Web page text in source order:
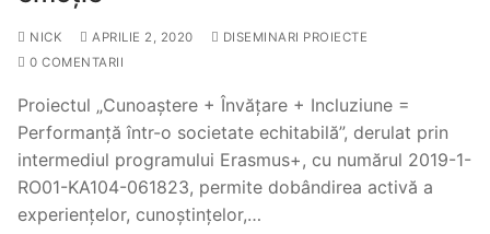
NICK APRILIE 2, 2020
DISEMINARI PROIECTE
0 COMENTARII
Proiectul „Cunoaștere + Învățare + Incluziune =
Performanță într-o societate echitabilă”, derulat prin
intermediul programului Erasmus+, cu numărul 2019-1-
RO01-KA104-061823, permite dobândirea activă a
experiențelor, cunoștințelor,…